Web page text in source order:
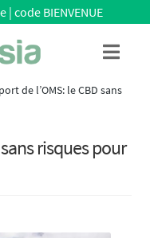
code BIENVENUE
Menu
de l’OMS: le CBD sans
risques pour